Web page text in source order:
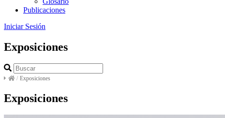
Publicaciones
Iniciar Sesión
Exposiciones
/ Exposiciones
Exposiciones